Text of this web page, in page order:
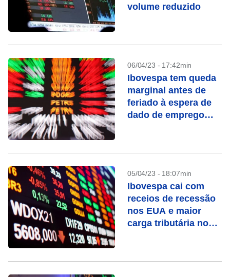
volume reduzido
06/04/23 - 17:42min
Ibovespa tem queda
marginal antes de
feriado à espera de
dado de emprego
05/04/23 - 18:07min
Ibovespa cai com
receios de recessão
nos EUA e maior
carga tributária no